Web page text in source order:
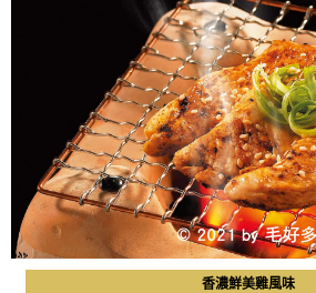
香濃鮮美雞風味